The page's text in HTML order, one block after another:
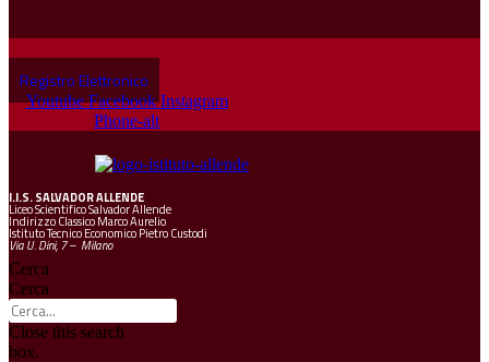
Registro Elettronico
Youtube Facebook Instagram
Phone-alt
I.I.S.SALVADOR ALLENDE
Liceo Scientifico Salvador Allende
Indirizzo Classico Marco Aurelio
Istituto Tecnico Economico Pietro Custodi
Via U. Dini, 7 – Milano
Cerca
Cerca
Close this search
box.